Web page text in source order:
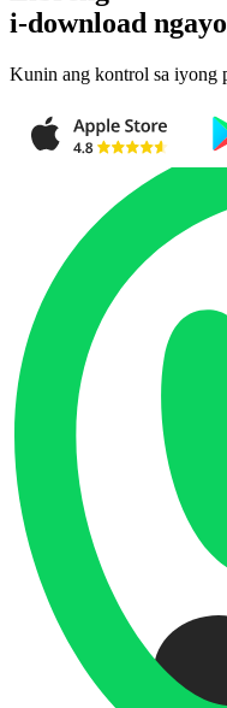
i-download
Kunin ang kontrol sa iyong